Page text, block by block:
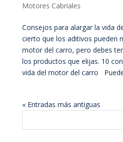
Motores Cabriales
Consejos para alargar la vida
cierto que los aditivos pueden
motor del carro, pero debes
los productos que elijas. 10
vida del motor del carro
« Entradas más antiguas